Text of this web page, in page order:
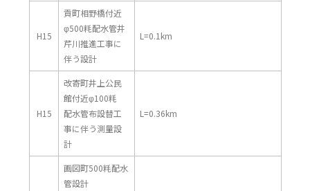
H15
貢町相野橋付近
φ500粍配水管井
芹川推進工事に
伴う設計
L=0.1km
H15
改寄町井上公民
館付近φ100粍
配水管布設替工
事に伴う測量設
計
L=0.36km
画図町500粍配水
管設計